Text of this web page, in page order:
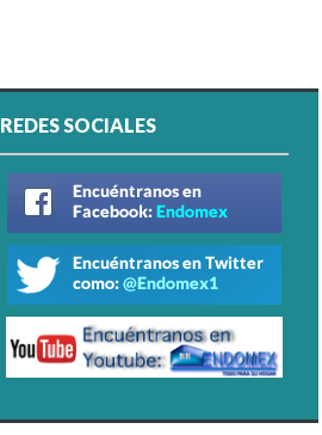
REDES SOCIALES